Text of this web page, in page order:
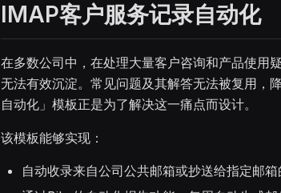
IMAP客户服务记录自动化
在多数公司中，在处理大量客户咨询和产品使用
无法有效沉淀。常见问题及其解答无法被复用，
自动化」模板正是为了解决这一痛点而设计。
该模板能够实现：
自动收录来自公司公共邮箱或抄送给指定邮箱